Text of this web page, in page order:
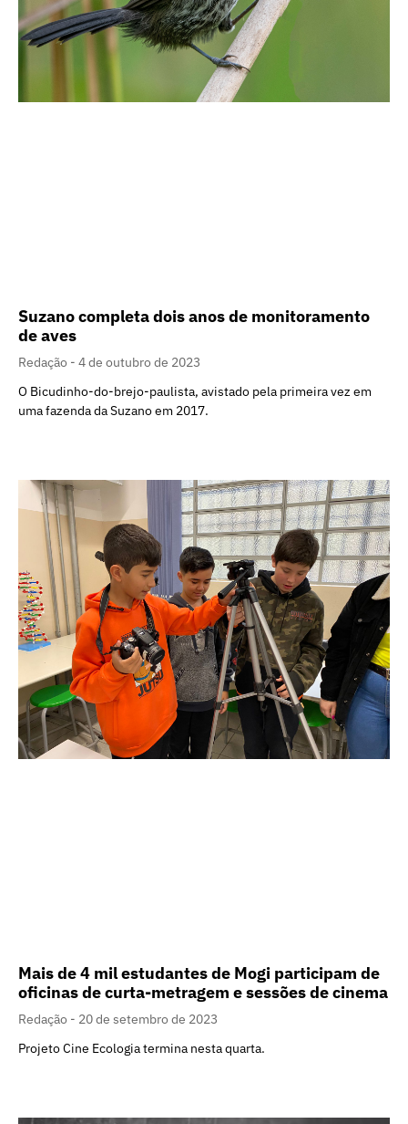
Suzano completa dois anos de monitoramento
de aves
Redação
4 de outubro de 2023
O Bicudinho-do-brejo-paulista, avistado pela primeira vez em
uma fazenda da Suzano em 2017.
Mais de 4 mil estudantes de Mogi participam de
oficinas de curta-metragem e sessões de cinema
Redação
20 de setembro de 2023
Projeto Cine Ecologia termina nesta quarta.